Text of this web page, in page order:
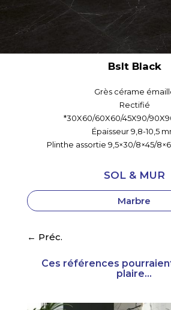
Bslt Black
Grès cérame
Rectifié
*30X60/60X60/45X90/
Épaisseur 9,8-10,5
Plinthe assortie 9,5×30/8×45/
SOL & MUR
Marbre
← Préc.
Ces références
plaire...